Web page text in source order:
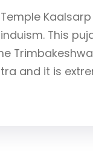
This
and it is